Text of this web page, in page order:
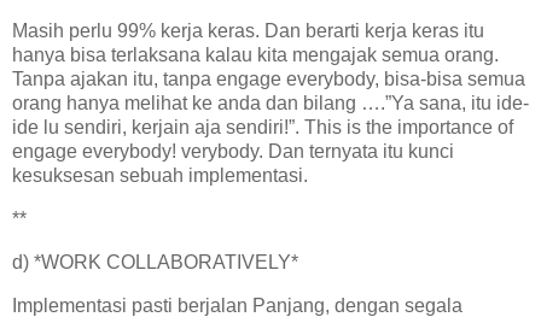
Masih perlu 99% kerja keras. Dan berarti kerja keras itu
hanya bisa terlaksana kalau kita mengajak semua orang.
Tanpa ajakan itu, tanpa engage everybody, bisa-bisa semua
orang hanya melihat ke anda dan bilang ….”Ya sana, itu ide-
ide lu sendiri, kerjain aja sendiri!”. This is the importance of
engage everybody! verybody. Dan ternyata itu kunci
kesuksesan sebuah implementasi.
**
d) *WORK COLLABORATIVELY*
Implementasi pasti berjalan Panjang, dengan segala